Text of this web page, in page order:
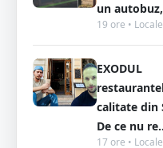
un
19 ore • Locale
EXODUL
calitate din
De ce nu
17 ore • Locale